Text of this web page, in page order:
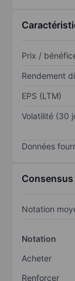
Prix /
Rendement
EPS (LTM)
Volatilité (30
Données
Notation
Notation
Acheter
Renforcer